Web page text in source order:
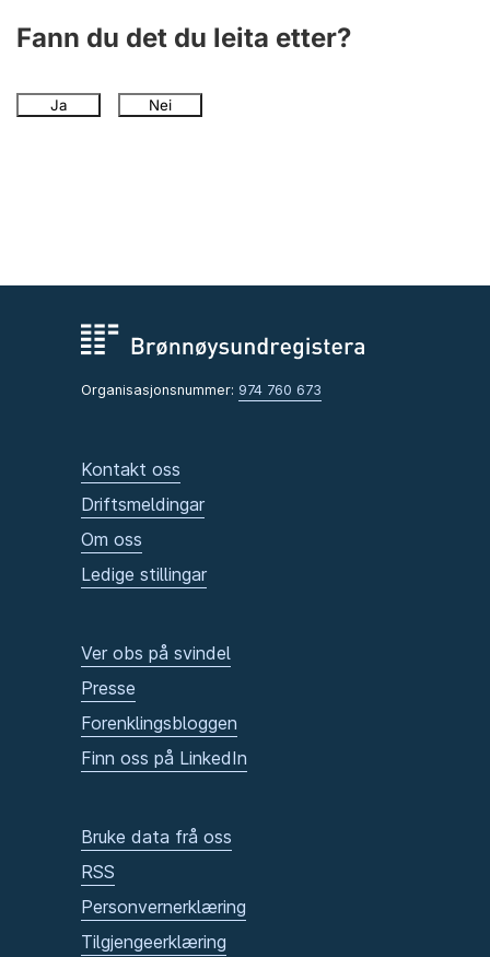
Fann du det du leita etter?
Ja Nei
Organisasjonsnummer: 974 760 673
Kontakt oss
Driftsmeldingar
Om oss
Ledige stillingar
Ver obs på svindel
Presse
Forenklingsbloggen
Finn oss på LinkedIn
Bruke data frå oss
RSS
Personvernerklæring
Tilgjengeerklæring